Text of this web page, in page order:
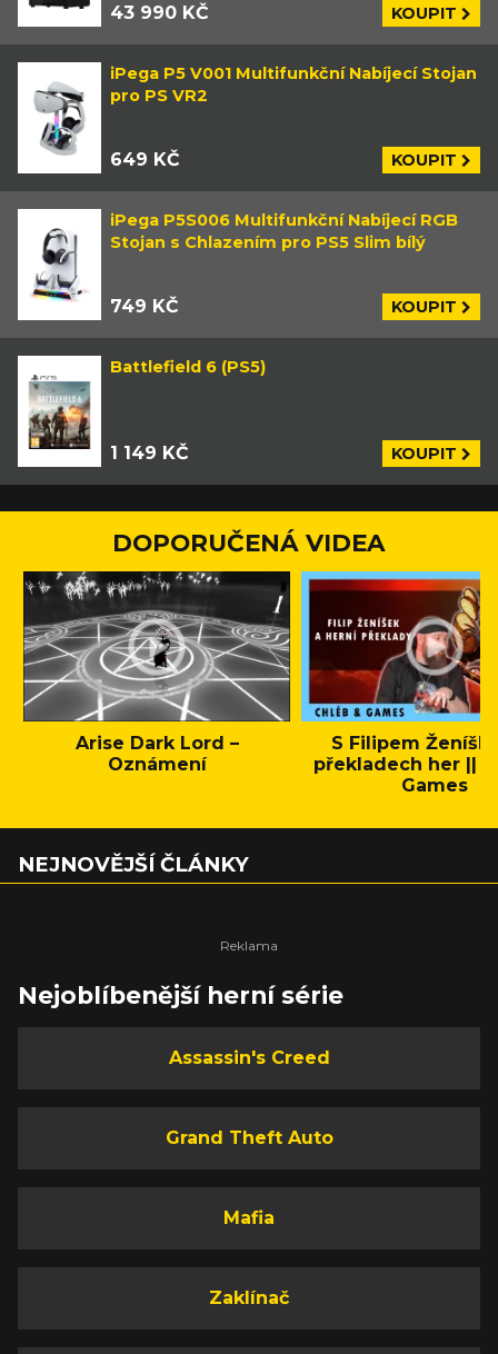
43 990 KČ KOUPIT
iPega P5 V001 Multifunkční Nabíjecí Stojan
pro PS VR2
649 KČ KOUPIT
iPega P5S006 Multifunkční Nabíjecí RGB
Stojan s Chlazením pro PS5 Slim bílý
749 KČ KOUPIT
Battlefield 6 (PS5)
1 149 KČ KOUPIT
DOPORUČENÁ VIDEA
Arise Dark Lord –
Oznámení
S Filipem
překladech her ||
Games
NEJNOVĚJŠÍ ČLÁNKY
Nejoblíbenější herní série
Assassin's Creed
Grand Theft Auto
Mafia
Zaklínač